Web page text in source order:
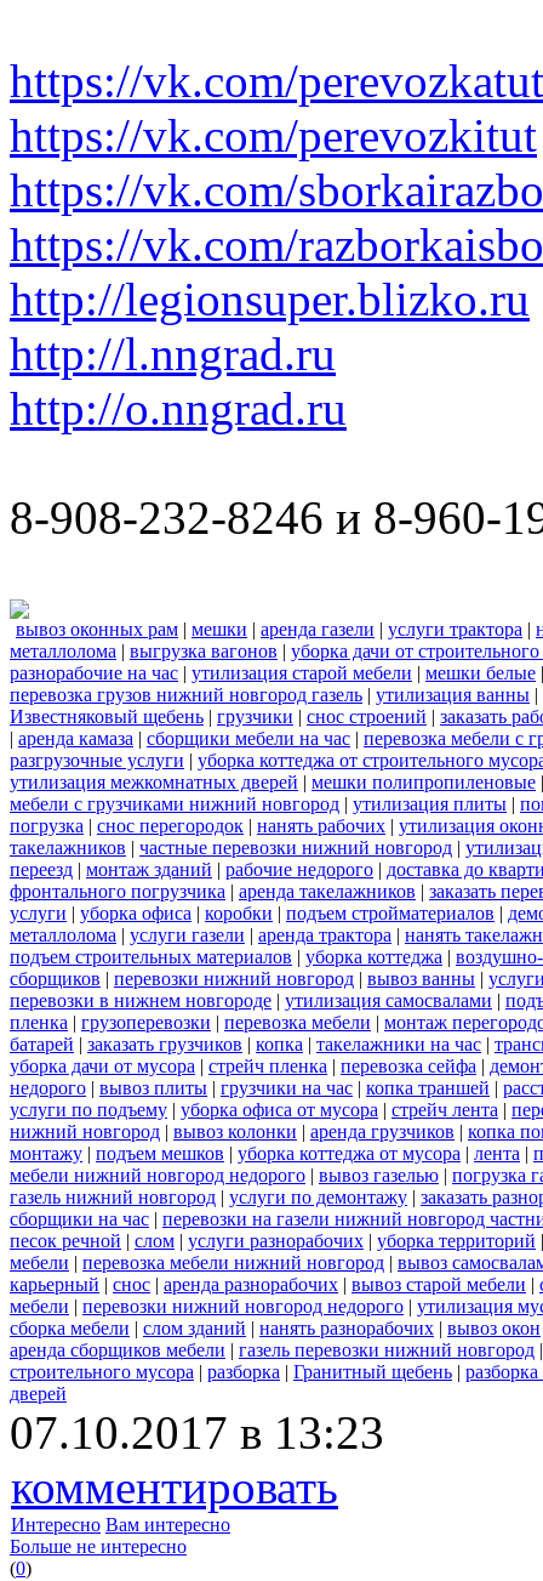
https://vk.com/perevozkatut
https://vk.com/perevozkitut
https://vk.com/
https://vk.com/
http://legionsuper.blizko.ru
http://l.nngrad.ru
http://o.nngrad.ru
8-908-232-8246 и 8-960-
вывоз оконных рам | мешки | аренда газели | услуги трактора |
металлолома | выгрузка вагонов | уборка дачи от
разнорабочие на час | утилизация старой мебели | мешки белые
перевозка грузов нижний новгород газель | утилизация ванны |
Известняковый щебень | грузчики | снос строений | заказать
| аренда камаза | сборщики мебели на час | перевозка мебели с
разгрузочные услуги | уборка коттеджа от строительного
утилизация межкомнатных дверей | мешки полипропиленовые
мебели с грузчиками нижний новгород | утилизация плиты |
погрузка | снос перегородок | нанять рабочих | утилизация
такелажников | частные перевозки нижний новгород |
переезд | монтаж зданий | рабочие недорого | доставка до
фронтального погрузчика | аренда такелажников | заказать
услуги | уборка офиса | коробки | подъем стройматериалов |
металлолома | услуги газели | аренда трактора | нанять
подъем строительных материалов | уборка коттеджа |
сборщиков | перевозки нижний новгород | вывоз ванны |
перевозки в нижнем новгороде | утилизация самосвалами |
пленка | грузоперевозки | перевозка мебели | монтаж
батарей | заказать грузчиков | копка | такелажники на час |
уборка дачи от мусора | стрейч пленка | перевозка сейфа |
недорого | вывоз плиты | грузчики на час | копка траншей |
услуги по подъему | уборка офиса от мусора | стрейч лента |
нижний новгород | вывоз колонки | аренда грузчиков | копка
монтажу | подъем мешков | уборка коттеджа от мусора | лента |
мебели нижний новгород недорого | вывоз газелью | погрузка
газель нижний новгород | услуги по демонтажу | заказать
сборщики на час | перевозки на газели нижний новгород
песок речной | слом | услуги разнорабочих | уборка территорий
мебели | перевозка мебели нижний новгород | вывоз
карьерный | снос | аренда разнорабочих | вывоз старой мебели |
мебели | перевозки нижний новгород недорого | утилизация
сборка мебели | слом зданий | нанять разнорабочих | вывоз окон
аренда сборщиков мебели | газель перевозки нижний новгород
строительного мусора | разборка | Гранитный щебень |
дверей
07.10.2017 в 13:23
комментировать
Интересно Вам интересно
Больше не интересно
(0)